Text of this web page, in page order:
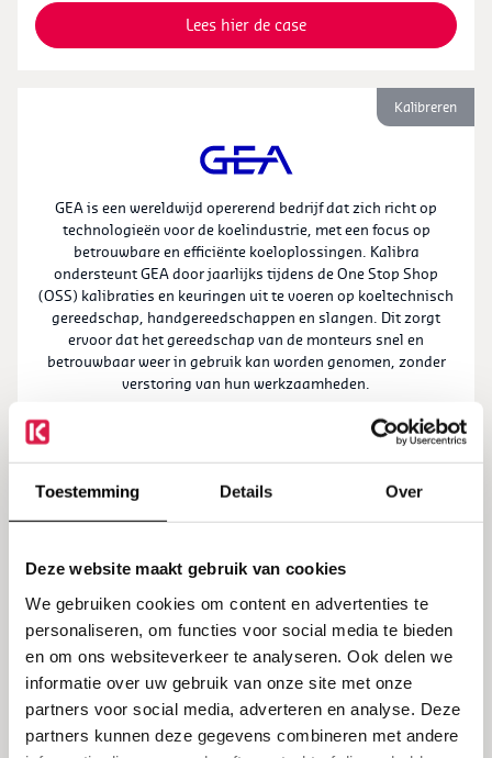
Toestemming Details Over
Deze website maakt gebruik van cookies
We gebruiken cookies om content en advertenties te
personaliseren, om functies voor social media te bieden
en om ons websiteverkeer te analyseren. Ook delen we
informatie over uw gebruik van onze site met onze
partners voor social media, adverteren en analyse. Deze
partners kunnen deze gegevens combineren met andere
Lees hier de case
Kalibreren
GEA is een wereldwijd opererend bedrijf dat zich richt op
technologieën voor de koelindustrie, met een focus op
betrouwbare en efficiënte koeloplossingen. Kalibra
ondersteunt GEA door jaarlijks tijdens de One Stop Shop
(OSS) kalibraties en keuringen uit te voeren op koeltechnisch
gereedschap, handgereedschappen en slangen. Dit zorgt
ervoor dat het gereedschap van de monteurs snel en
betrouwbaar weer in gebruik kan worden genomen, zonder
verstoring van hun werkzaamheden.
Campina verwerkt dagelijks grote volumes zuivelproducten,
waarbij nauwkeurige temperatuurmetingen cruciaal zijn voor
kwaliteit, veiligheid en procesbeheersing. Kalibratie is daarbij
geen bijzaak, het is een vast onderdeel van het
productieproces. Daarom kiest Campina voor Kalibra. Omdat
veldkalibratie snel, betrouwbaar en zonder verstoring moet